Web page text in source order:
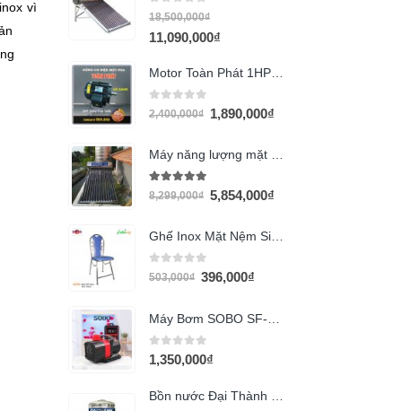
vì
0 out of 5
18,500,000₫
11,090,000₫
0 out of 5
2,400,000₫ 1,890,000₫
4.94out of 5
8,299,000₫ 5,854,000₫
0out of 5
503,000₫ 396,000₫
0 out of 5
1,350,000₫